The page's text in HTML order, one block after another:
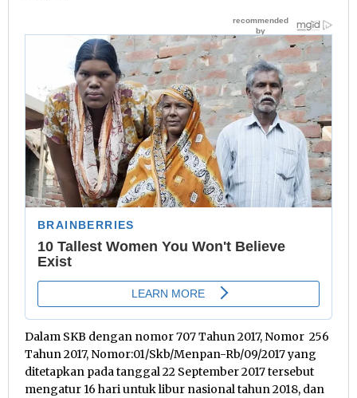
Dalam SKB dengan nomor 707 Tahun 2017, Nomor 256
Tahun 2017, Nomor:01/Skb/Menpan-Rb/09/2017 yang
ditetapkan pada tanggal 22 September 2017 tersebut
mengatur 16 hari untuk libur nasional tahun 2018, dan